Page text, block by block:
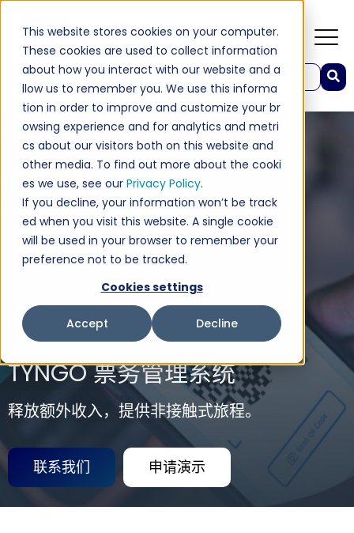
This website stores cookies on your computer.
These cookies are used to collect information
about how you interact with our website and a
llow us to remember you. We use this informa
tion in order to improve and customize your br
owsing experience and for analytics and metri
cs about our visitors both on this website and
other media. To find out more about the cooki
es we use, see our Privacy Policy.
If you decline, your information won’t be track
ed when you visit this website. A single cookie
will be used in your browser to remember your
preference not to be tracked.
Cookies settings
Accept Decline
这是一个附加了自动建议功能的搜索字段。
没有建议，因为搜索字段为空。
TYNGO 票务管理系统
释放额外收入，提供非接触式旅程。
联系我们 申请演示